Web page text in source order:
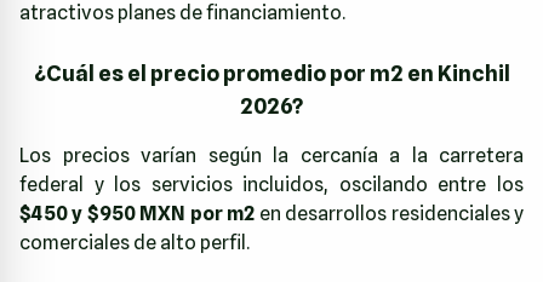
atractivos planes de financiamiento.
¿Cuál es el precio promedio por m2 en Kinchil
2026?
Los precios varían según la cercanía a la carretera
federal y los servicios incluidos, oscilando entre los
$450 y $950 MXN por m2 en desarrollos residenciales y
comerciales de alto perfil.